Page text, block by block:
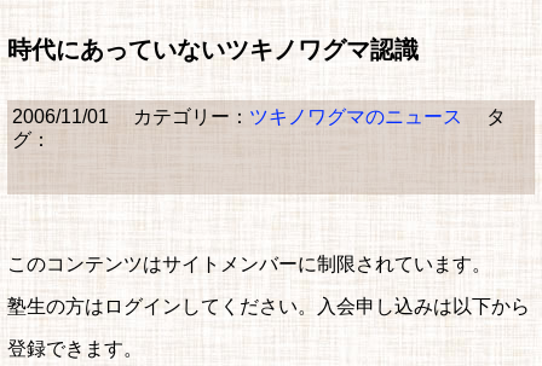
時代にあっていないツキノワグマ認識
2006/11/01 カテゴリー： ツキノワグマのニュース
タ
グ：
このコンテンツはサイトメンバーに制限されています。
塾生の方はログインしてください。入会申し込みは以下から
登録できます。